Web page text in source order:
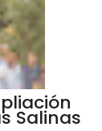
Salinas